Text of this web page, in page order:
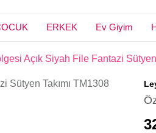
ERKEK Ev Giyim
Açık Siyah File Fantazi Sütyen